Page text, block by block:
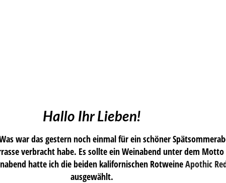
Hallo Ihr Lieben!
war das gestern noch einmal für ein schöner
verbracht habe. Es sollte ein Weinabend unter dem Motto
hatte ich die beiden kalifornischen RotweineApothic
ausgewählt.